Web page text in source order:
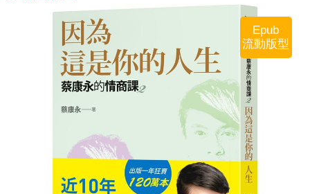
Epub
流動版型